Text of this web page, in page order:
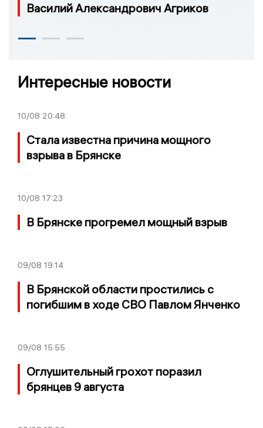
Василий Александрович Агриков
Интересные новости
10/08 20:48
Стала известна причина мощного
взрыва в Брянске
10/08 17:23
В Брянске прогремел мощный взрыв
09/08 19:14
В Брянской области простились с
погибшим в ходе СВО Павлом Янченко
09/08 15:55
Оглушительный грохот поразил
брянцев 9 августа